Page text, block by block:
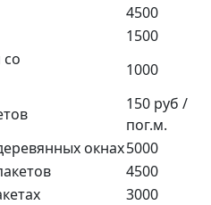
4500
1500
1000
150 руб /
пог.м.
окнах5000
4500
3000